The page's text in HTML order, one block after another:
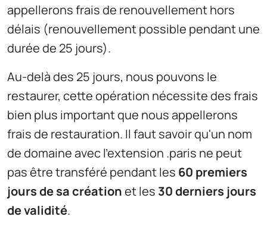
appellerons frais de renouvellement hors
délais (renouvellement possible pendant une
durée de 25 jours).
Au-delà des 25 jours, nous pouvons le
restaurer, cette opération nécessite des frais
bien plus important que nous appellerons
frais de restauration. Il faut savoir qu'un nom
de domaine avec l'extension .paris ne peut
pas être transféré pendant les 60 premiers
jours de sa créationet les 30 derniers jours
de validité.